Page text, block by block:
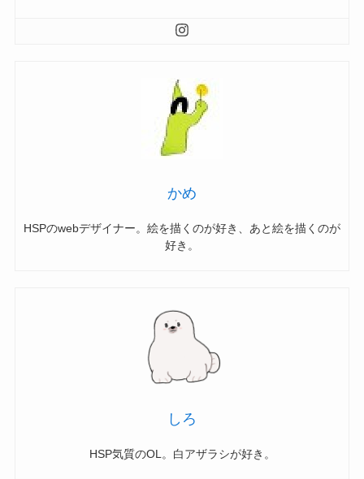
かめ
HSPのwebデザイナー。絵を描くのが好き、あと絵を描くのが
好き。
しろ
HSP気質のOL。白アザラシが好き。